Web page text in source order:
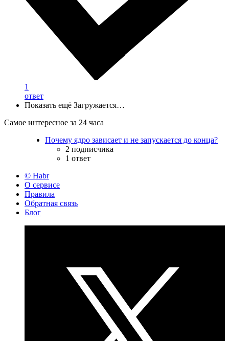
1
ответ
Показать ещё Загружается…
Самое интересное за 24 часа
Почему ядро зависает и не запускается до конца?
2 подписчика
1 ответ
© Habr
О сервисе
Правила
Обратная связь
Блог